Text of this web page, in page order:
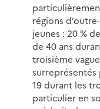
régions
jeunes : 20 %
de 40 ans
troisième
19 durant les
particulier en